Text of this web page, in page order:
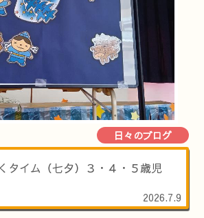
日々のブログ
イム（七夕）３・４・５歳児
2026.7.9